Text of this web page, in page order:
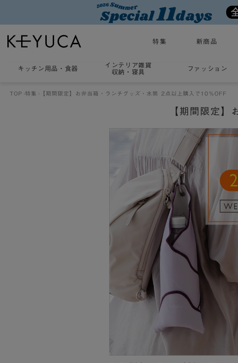
特集 新商品
キッチン用品 ・ 食器
インテリア雑貨
収納・寝具
ファッション
TOP 特集 【期間限定】お弁当箱・ランチグッズ・水筒 2点以上購入で10%OFF
【期間限定